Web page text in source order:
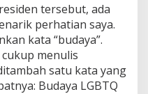
tersebut, ada
perhatian saya.
kata “budaya”.
menulis
satu kata yang
Budaya LGBTQ